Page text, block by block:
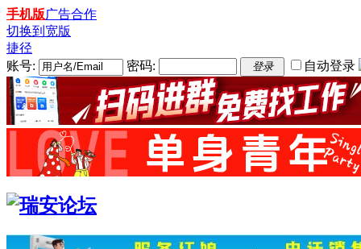
手机版广告合作
切换到宽版
捷径
账号:
密码: 登录 自动登录